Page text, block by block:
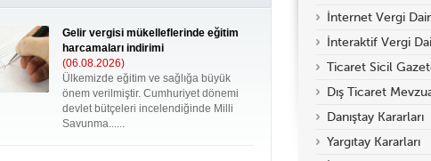
Gelir vergisi mükelleflerinde eğitim
harcamaları indirimi
(06.08.2026)
Ülkemizde eğitim ve sağlığa büyük
önem verilmiştir. Cumhuriyet dönemi
devlet bütçeleri incelendiğinde Milli
Savunma......
İnternet Vergi
İnteraktif Vergi
Ticaret Sicil
Dış Ticaret
Danıştay Kararları
Yargıtay Kararları